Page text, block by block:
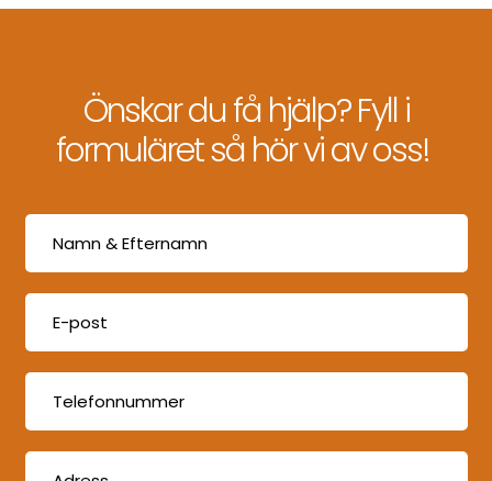
Önskar du få hjälp? Fyll i
formuläret så hör vi av oss!